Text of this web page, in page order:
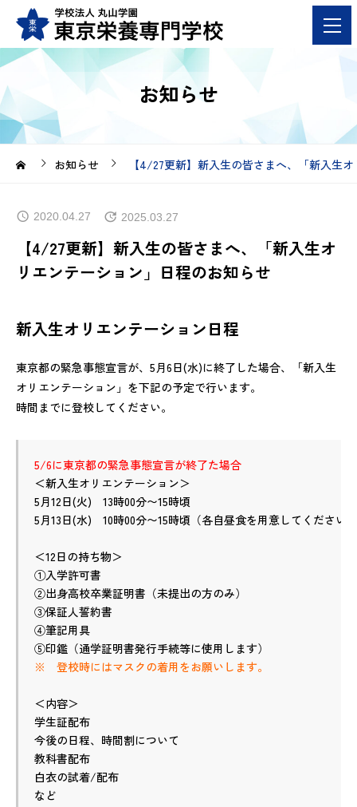
お知らせ
お知らせ 【4/27更新】新入生の皆さまへ、「新入生
2020.04.27 2025.03.27
【4/27更新】新入生の皆さまへ、「新入生オ
リエンテーション」日程のお知らせ
新入生オリエンテーション日程
東京都の緊急事態宣言が、5月6日(水)に終了した場合、「新入生
オリエンテーション」を下記の予定で行います。
時間までに登校してください。
5/6に東京都の緊急事態宣言が終了た場合
＜新入生オリエンテーション＞
5月12日(火)　13時00分〜15時頃
5月13日(水)　10時00分〜15時頃（各自昼食を用意してください）
＜12日の持ち物＞
①入学許可書
②出身高校卒業証明書（未提出の方のみ）
③保証人誓約書
④筆記用具
⑤印鑑（通学証明書発行手続等に使用します）
※　登校時にはマスクの着用をお願いします。
＜内容＞
学生証配布
今後の日程、時間割について
教科書配布
白衣の試着/配布
など